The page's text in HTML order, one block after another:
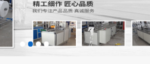
超声波花边机
凹凸压花机压标机